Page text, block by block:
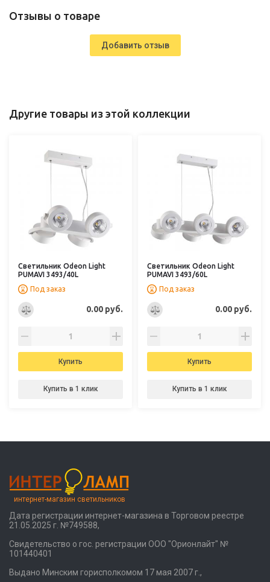
Отзывы о товаре
Добавить отзыв
Другие товары из этой коллекции
Светильник Odeon Light
PUMAVI 3493/40L
Под заказ
0.00 руб.
Купить
Купить в 1 клик
Светильник Odeon Light
PUMAVI 3493/60L
Под заказ
0.00 руб.
Купить
Купить в 1 клик
интернет-магазин светильников
Дата регистрации интернет-магазина в Торговом реестре
21.05.2025 г. №749588,
Свидетельство о гос. регистрации ООО "Орионлайт" №
101440401
Выдано Минским горисполкомом 17 мая 2007 г.,